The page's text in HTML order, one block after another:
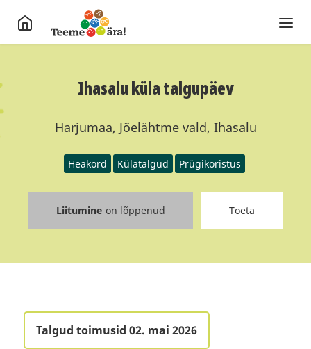
Ihasalu küla talgupäev
Harjumaa, Jõelähtme vald, Ihasalu
Heakord Külatalgud Prügikoristus
Liitumine on lõppenud Toeta
Talgud toimusid 02. mai 2026